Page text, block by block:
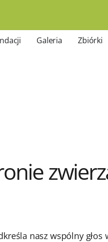
Galeria Zbiórki
nasz wspólny głos